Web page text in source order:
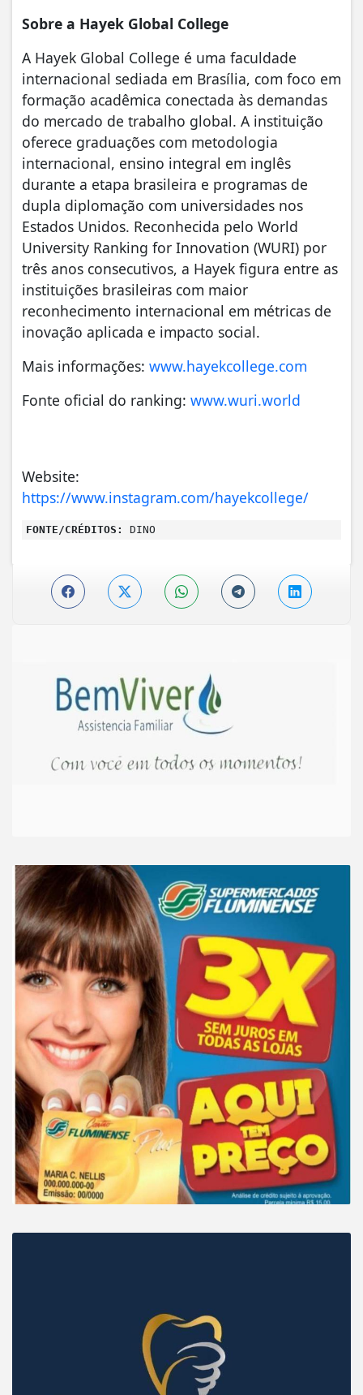
Sobre a Hayek Global College
A Hayek Global College é uma faculdade
internacional sediada em Brasília, com foco em
formação acadêmica conectada às demandas
do mercado de trabalho global. A instituição
oferece graduações com metodologia
internacional, ensino integral em inglês
durante a etapa brasileira e programas de
dupla diplomação com universidades nos
Estados Unidos. Reconhecida pelo World
University Ranking for Innovation (WURI) por
três anos consecutivos, a Hayek figura entre as
instituições brasileiras com maior
reconhecimento internacional em métricas de
inovação aplicada e impacto social.
Mais informações: www.hayekcollege.com
Fonte oficial do ranking: www.wuri.world
Website:
https://www.instagram.com/hayekcollege/
FONTE/CRÉDITOS: DINO